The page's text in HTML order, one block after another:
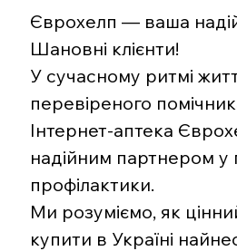
Єврохелп — ваша
Шановні клієнти!
У сучасному ритмі
перевіреного
Інтернет-аптека
надійним партнером у
профілактики.
Ми розуміємо, як
купити в Україні